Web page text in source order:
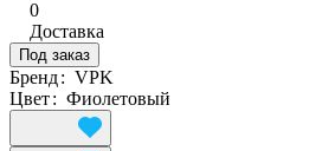
0
Доставка
Под заказ
Бренд: VPK
Цвет: Фиолетовый